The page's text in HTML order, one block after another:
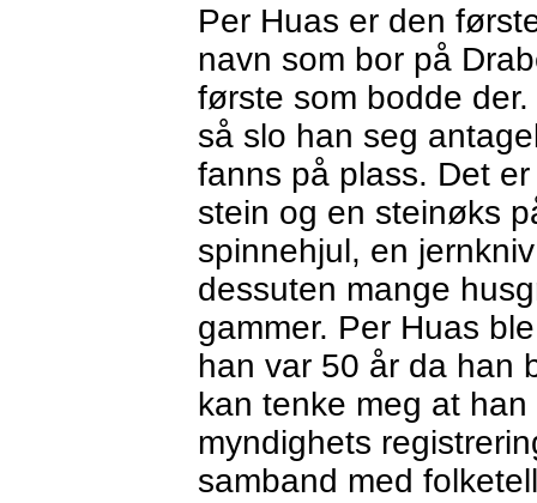
Per Huas er den
navn som bor på
første som bodde
så slo han seg
fanns på plass. Det
stein og en steinøks
spinnehjul, en
dessuten mange
gammer. Per Huas
han var 50 år da han
kan tenke meg at
myndighets
samband med